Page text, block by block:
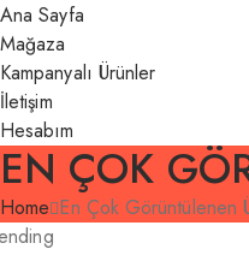
Ana Sayfa
Mağaza
Kampanyalı Ürünler
İletişim
Hesabım
EN ÇOK
Home En Çok Görüntülenen